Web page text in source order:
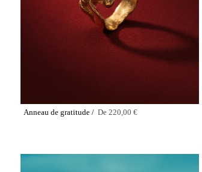
Anneau de gratitude / De 220,00 €